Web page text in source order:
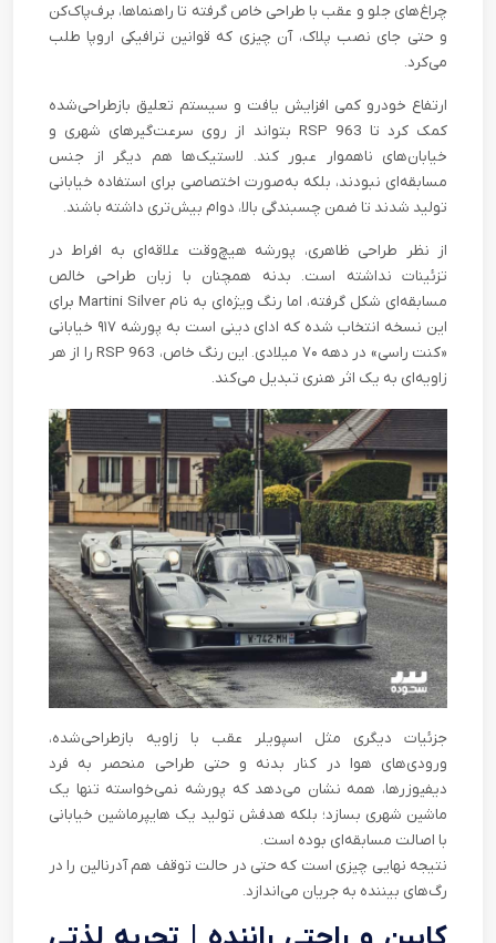
چراغ‌های جلو و عقب با طراحی خاص گرفته تا راهنماها، برف‌پاک‌کن
و حتی جای نصب پلاک، آن چیزی که قوانین ترافیکی اروپا طلب
می‌کرد.
ارتفاع خودرو کمی افزایش یافت و سیستم تعلیق بازطراحی‌شده
کمک کرد تا 963 RSP بتواند از روی سرعت‌گیرهای شهری و
خیابان‌های ناهموار عبور کند. لاستیک‌ها هم دیگر از جنس
مسابقه‌ای نبودند، بلکه به‌صورت اختصاصی برای استفاده خیابانی
تولید شدند تا ضمن چسبندگی بالا، دوام بیش‌تری داشته باشند.
از نظر طراحی ظاهری، پورشه هیچ‌وقت علاقه‌ای به افراط در
تزئینات نداشته است. بدنه همچنان با زبان طراحی خالص
مسابقه‌ای شکل گرفته، اما رنگ ویژه‌ای به نام Martini Silver برای
این نسخه انتخاب شده که ادای دینی است به پورشه ۹۱۷ خیابانی
«کنت راسی» در دهه ۷۰ میلادی. این رنگ خاص، 963 RSP را از هر
زاویه‌ای به یک اثر هنری تبدیل می‌کند.
جزئیات دیگری مثل اسپویلر عقب با زاویه بازطراحی‌شده،
ورودی‌های هوا در کنار بدنه و حتی طراحی منحصر به فرد
دیفیوزرها، همه نشان می‌دهد که پورشه نمی‌خواسته تنها یک
ماشین شهری بسازد؛ بلکه هدفش تولید یک هایپرماشین خیابانی
با اصالت مسابقه‌ای بوده است.
نتیجه نهایی چیزی است که حتی در حالت توقف هم آدرنالین را در
رگ‌های بیننده به جریان می‌اندازد.